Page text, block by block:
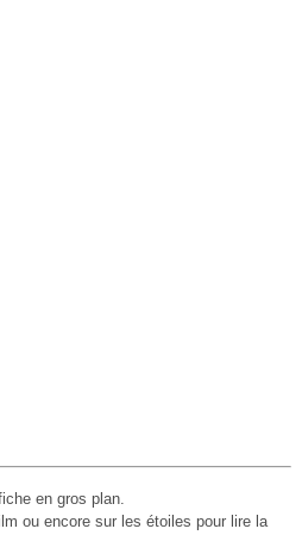
en gros plan.
ou encore sur les étoiles pour lire la